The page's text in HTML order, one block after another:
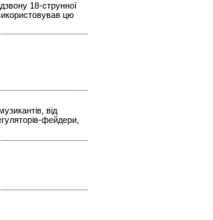
18-струнної
цю
від
фейдери,